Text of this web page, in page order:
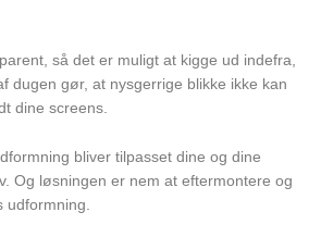
så det er muligt at kigge ud indefra,
dugen gør, at nysgerrige blikke ikke kan
dine screens.
bliver tilpasset dine og dine
Og løsningen er nem at eftermontere og
udformning.